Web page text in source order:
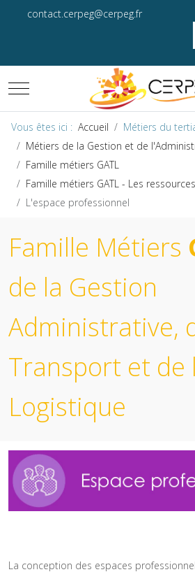
contact.cerpeg@cerpeg.fr
Mobile Menu Toggle
Vous êtes ici : Accueil
Métiers du
Métiers de la Gestion et de
Famille métiers GATL
Famille métiers GATL - Les ressources
L'espace professionnel
Famille Métiers
de la Gestion
Administrative,
Transport et de
Logistique
La conception des espaces